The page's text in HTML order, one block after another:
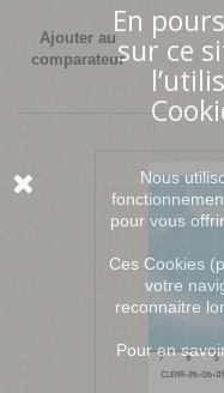
Ajouter au
comparateur
En
sur ce
Nous
pour vous
Ces Cookies
votre
reconnaitre
Pour en